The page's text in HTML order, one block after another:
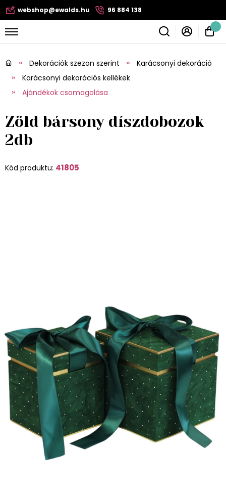
webshop@ewalds.hu 96 884 138
Dekorációk szezon szerint
Karácsonyi dekoráció
Karácsonyi dekorációs kellékek
Ajándékok csomagolása
Zöld bársony díszdobozok
2db
Kód produktu: 41805